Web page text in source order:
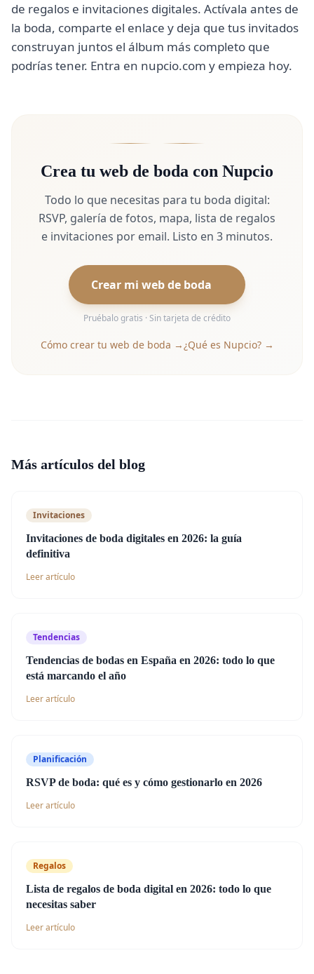
de regalos e invitaciones digitales. Actívala antes de
la boda, comparte el enlace y deja que tus invitados
construyan juntos el álbum más completo que
podrías tener. Entra en nupcio.com y empieza hoy.
Crea tu web de boda con Nupcio
Todo lo que necesitas para tu boda digital:
RSVP, galería de fotos, mapa, lista de regalos
e invitaciones por email. Listo en 3 minutos.
Crear mi web de boda
Pruébalo gratis · Sin tarjeta de crédito
Cómo crear tu web de boda →¿Qué es Nupcio? →
Más artículos del blog
Invitaciones
Invitaciones de boda digitales en 2026: la guía
definitiva
Leer artículo
Tendencias
Tendencias de bodas en España en 2026: todo lo que
está marcando el año
Leer artículo
Planificación
RSVP de boda: qué es y cómo gestionarlo en 2026
Leer artículo
Regalos
Lista de regalos de boda digital en 2026: todo lo que
necesitas saber
Leer artículo